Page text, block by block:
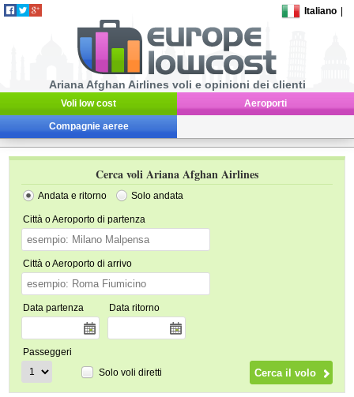
Italiano
Ariana Afghan Airlines voli e opinioni dei clienti
Voli low cost Aeroporti
Compagnie aeree
Cerca voli Ariana Afghan Airlines
Andata e ritorno Solo andata
Città o Aeroporto di partenza
Città o Aeroporto di arrivo
Data partenza Data ritorno
Passeggeri
Solo voli diretti